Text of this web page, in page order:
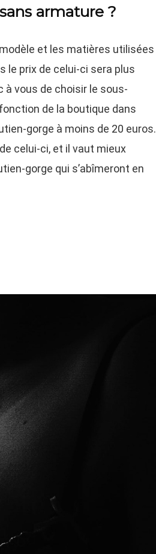
armature ?
et les matières utilisées
le prix de celui-ci sera plus
à vous de choisir le sous-
de la boutique dans
gorge à moins de 20 euros.
celui-ci, et il vaut mieux
gorge qui s’abîmeront en